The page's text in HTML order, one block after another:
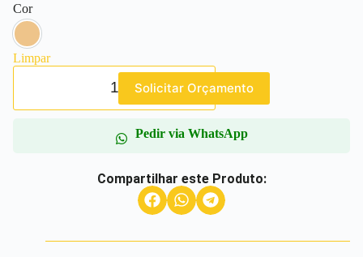
Cor
Bambu
Limpar
Solicitar Orçamento
Pedir via WhatsApp
Compartilhar este Produto: